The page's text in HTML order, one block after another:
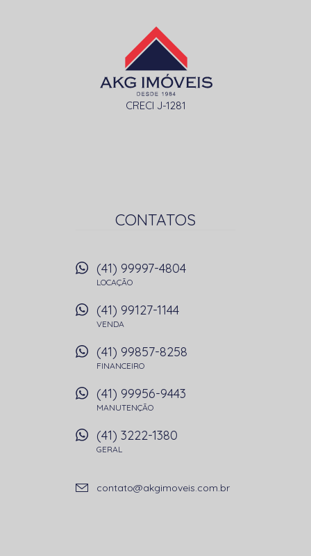
CRECI J-1281
CONTATOS
(41) 99997-4804
LOCAÇÃO
(41) 99127-1144
VENDA
(41) 99857-8258
FINANCEIRO
(41) 99956-9443
MANUTENÇÃO
(41) 3222-1380
GERAL
contato@akgimoveis.com.br